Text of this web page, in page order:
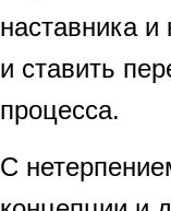
наставника
и ставить
процесса.
С